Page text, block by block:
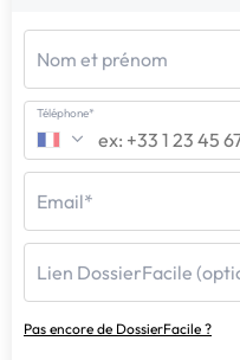
Nom et prénom
Téléphone*
Email*
Lien DossierFacile
Pas encore de DossierFacile ?